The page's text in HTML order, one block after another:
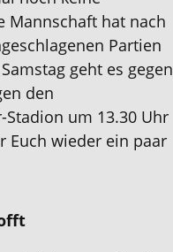
Mannschaft hat nach
Partien
geht es gegen
den
um 13.30 Uhr
Euch wieder ein paar